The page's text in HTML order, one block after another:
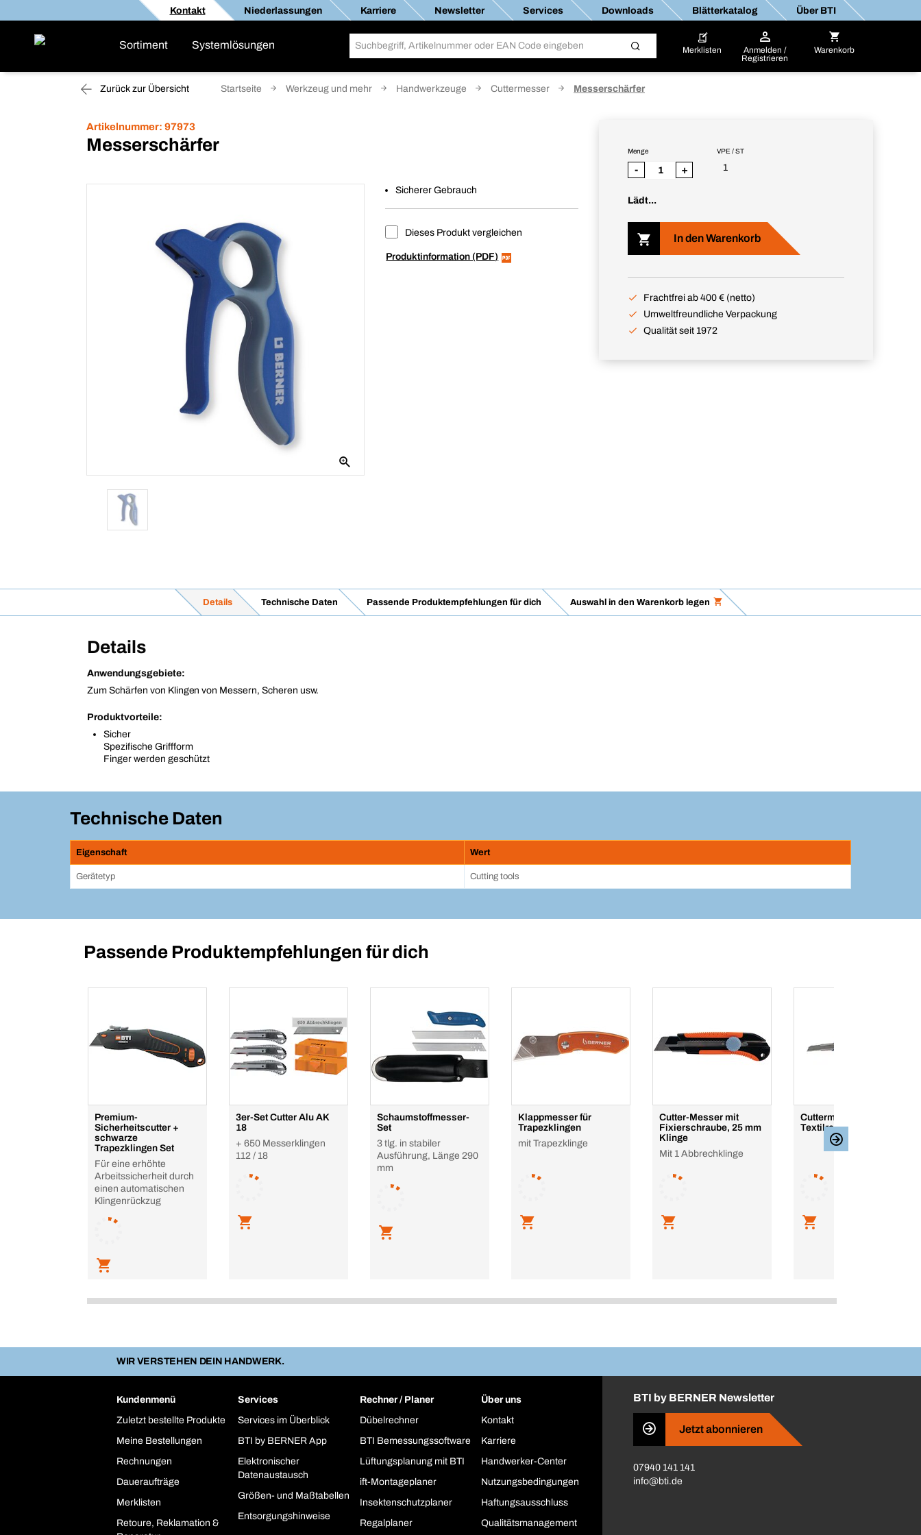
Kontakt Niederlassungen Karriere Newsletter Services Downloads Blätterkatalog Über BTI
Sortiment Systemlösungen Merklisten
Anmelden /
Registrieren
Warenkorb
Zurück zur Übersicht Startseite Werkzeug und mehr Handwerkzeuge Cuttermesser Messerschärfer
Artikelnummer: 97973
Messerschärfer
Sicherer Gebrauch
Dieses Produkt vergleichen
Produktinformation (PDF)
VPE / ST
1
Menge
- +
Lädt...
In den Warenkorb
Frachtfrei ab 400 € (netto)
Umweltfreundliche Verpackung
Qualität seit 1972
Details Technische Daten Passende Produktempfehlungen für dich Auswahl in den Warenkorb legen
Details
Anwendungsgebiete:
Zum Schärfen von Klingen von Messern, Scheren usw.
Produktvorteile:
Sicher
Spezifische Griffform
Finger werden geschützt
Technische Daten
Eigenschaft Wert
Gerätetyp Cutting tools
Passende Produktempfehlungen für dich
Premium-
Sicherheitscutter +
schwarze
Trapezklingen Set
Für eine erhöhte
Arbeitssicherheit durch
einen automatischen
Klingenrückzug
3er-Set Cutter Alu AK
18
+ 650 Messerklingen
112 / 18
Schaumstoffmesser-
Set
3 tlg. in stabiler
Ausführung, Länge 290
mm
Klappmesser für
Trapezklingen
mit Trapezklinge
Cutter-Messer mit
Fixierschraube, 25 mm
Klinge
Mit 1 Abbrechklinge
Cuttermesser
Textilreparatur
WIR VERSTEHEN DEIN HANDWERK.
Kundenmenü
Zuletzt bestellte Produkte
Meine Bestellungen
Rechnungen
Daueraufträge
Merklisten
Retoure, Reklamation &
Services
Services im Überblick
BTI by BERNER App
Elektronischer
Datenaustausch
Größen- und Maßtabellen
Entsorgungshinweise
Rechner / Planer
Dübelrechner
BTI Bemessungssoftware
Lüftungsplanung mit BTI
ift-Montageplaner
Insektenschutzplaner
Regalplaner
Über uns
Kontakt
Karriere
Handwerker-Center
Nutzungsbedingungen
Haftungsausschluss
Qualitätsmanagement
BTI by BERNER Newsletter
Jetzt abonnieren
07940 141 141
info@bti.de